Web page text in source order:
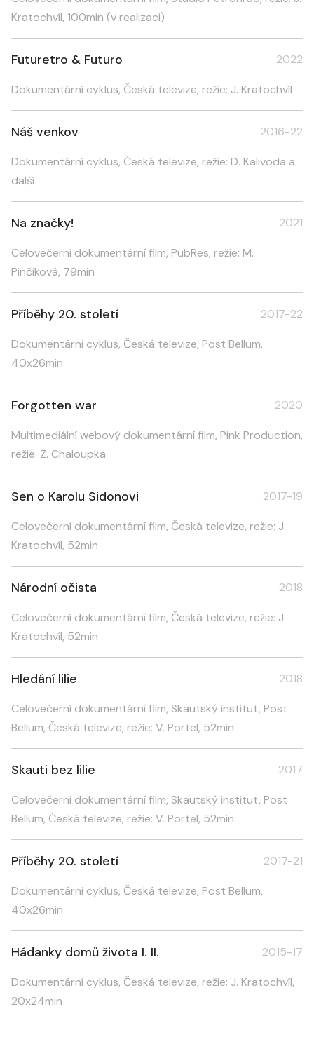
Kratochvíl, 100min (v realizaci)
Futuretro & Futuro 2022
Dokumentární cyklus, Česká televize, režie: J. Kratochvíl
Náš venkov 2016-22
Dokumentární cyklus, Česká televize, režie: D. Kalivoda a
další
Na značky! 2021
Celovečerní dokumentární film, PubRes, režie: M.
Pinčíková, 79min
Příběhy 20. století 2017-22
Dokumentární cyklus, Česká televize, Post Bellum,
40x26min
Forgotten war 2020
Multimediální webový dokumentární film, Pink Production,
režie: Z. Chaloupka
Sen o Karolu Sidonovi 2017-19
Celovečerní dokumentární film, Česká televize, režie: J.
Kratochvíl, 52min
Národní očista 2018
Celovečerní dokumentární film, Česká televize, režie: J.
Kratochvíl, 52min
Hledání lilie 2018
Celovečerní dokumentární film, Skautský institut, Post
Bellum, Česká televize, režie: V. Portel, 52min
Skauti bez lilie 2017
Celovečerní dokumentární film, Skautský institut, Post
Bellum, Česká televize, režie: V. Portel, 52min
Příběhy 20. století 2017-21
Dokumentární cyklus, Česká televize, Post Bellum,
40x26min
Hádanky domů života I. II. 2015-17
Dokumentární cyklus, Česká televize, režie: J. Kratochvíl,
20x24min